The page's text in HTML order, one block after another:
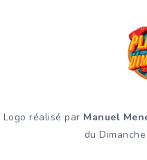
Logo réalisé par Manuel
du